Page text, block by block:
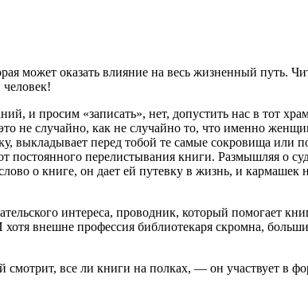
может оказать влияние на весь жизненный путь.
и просим «записать», нет, допустить нас в тот
не случайно, как не случайно то, что именно
выкладывает перед тобой те самые сокровища
постоянного перелистывания книги. Размышляя о
о книге, он дает ей путевку в жизнь, и кармашек
интереса, проводник, который помогает
внешне профессия библиотекаря скромна,
все ли книги на полках, — он участвует в